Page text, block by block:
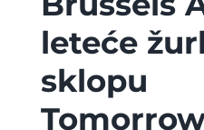
AVIOPEDIA
SPECIJAL
leteće
sklopu